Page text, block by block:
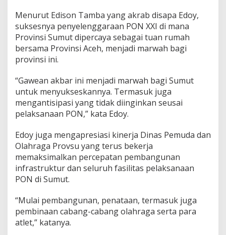
Menurut Edison Tamba yang akrab disapa Edoy,
suksesnya penyelenggaraan PON XXI di mana
Provinsi Sumut dipercaya sebagai tuan rumah
bersama Provinsi Aceh, menjadi marwah bagi
provinsi ini.
“Gawean akbar ini menjadi marwah bagi Sumut
untuk menyukseskannya. Termasuk juga
mengantisipasi yang tidak diinginkan seusai
pelaksanaan PON,” kata Edoy.
Edoy juga mengapresiasi kinerja Dinas Pemuda dan
Olahraga Provsu yang terus bekerja
memaksimalkan percepatan pembangunan
infrastruktur dan seluruh fasilitas pelaksanaan
PON di Sumut.
“Mulai pembangunan, penataan, termasuk juga
pembinaan cabang-cabang olahraga serta para
atlet,” katanya.